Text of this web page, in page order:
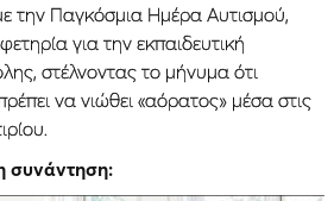
την Παγκόσμια Ημέρα Αυτισμού,
για την εκπαιδευτική
στέλνοντας το μήνυμα ότι
να νιώθει «αόρατος» μέσα στις
συνάντηση: